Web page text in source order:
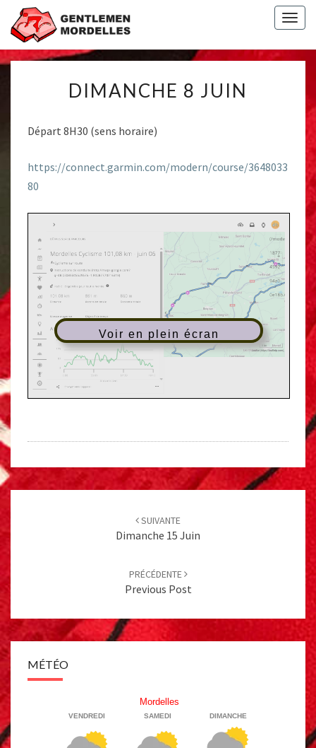
8
DIMANCHE 8 JUIN
Départ 8H30 (sens horaire)
https://connect.garmin.com/modern/course/3648033
80
Voir en plein écran
SUIVANTE
Dimanche 15 Juin
PRÉCÉDENTE
Previous Post
MÉTÉO